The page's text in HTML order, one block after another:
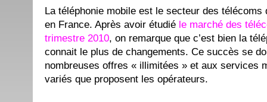
La téléphonie mobile est le secteur des télécoms
en France. Après avoir étudié le marché des
trimestre 2010, on remarque que c’est bien la
connait le plus de changements. Ce succès se
nombreuses offres « illimitées » et aux services
variés que proposent les opérateurs.